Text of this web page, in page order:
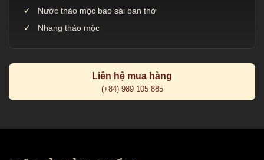
Nước thảo mộc bao sái ban thờ
Nhang thảo mộc
Liên hệ mua hàng
(+84) 989 105 885